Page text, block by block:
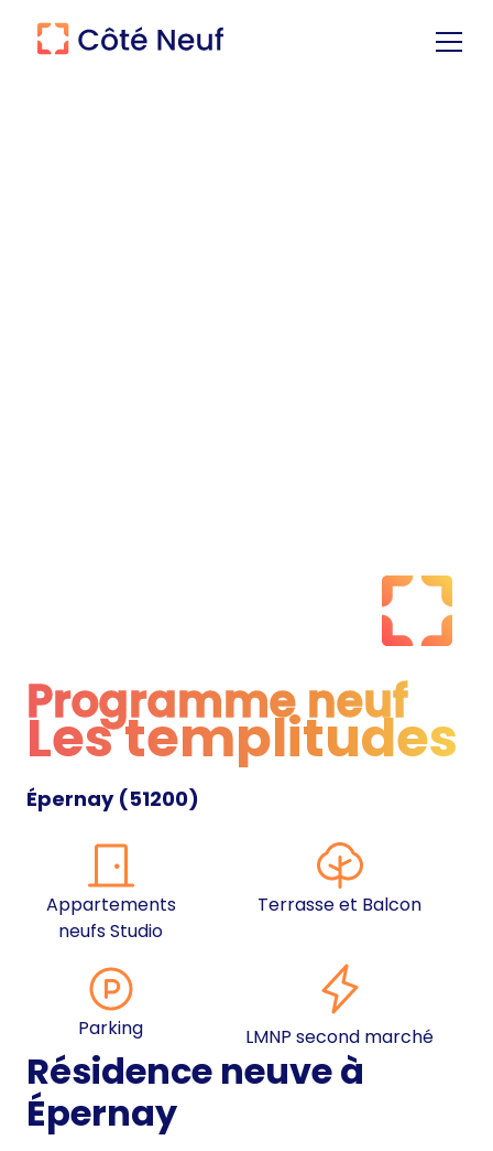
Programme neuf
Programme neuf
Les templitudes
Épernay(51200)
Appartements
neufs Studio
Terrasse et Balcon
Parking LMNP second marché
Résidence neuve à
Épernay